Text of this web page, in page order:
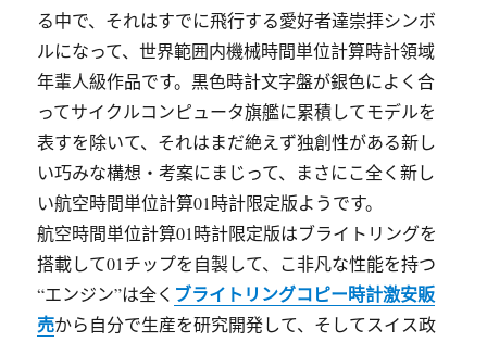
る中で、それはすでに飛行する愛好者達崇拝シンボ
ルになって、世界範囲内機械時間単位計算時計領域
年輩人級作品です。黒色時計文字盤が銀色によく合
ってサイクルコンピュータ旗艦に累積してモデルを
表すを除いて、それはまだ絶えず独創性がある新し
い巧みな構想・考案にまじって、まさにこ全く新し
い航空時間単位計算01時計限定版ようです。
航空時間単位計算01時計限定版はブライトリングを
搭載して01チップを自製して、こ非凡な性能を持つ
“エンジン”は全く ブライトリングコピー時計激安販
売から自分で生産を研究開発して、そしてスイス政